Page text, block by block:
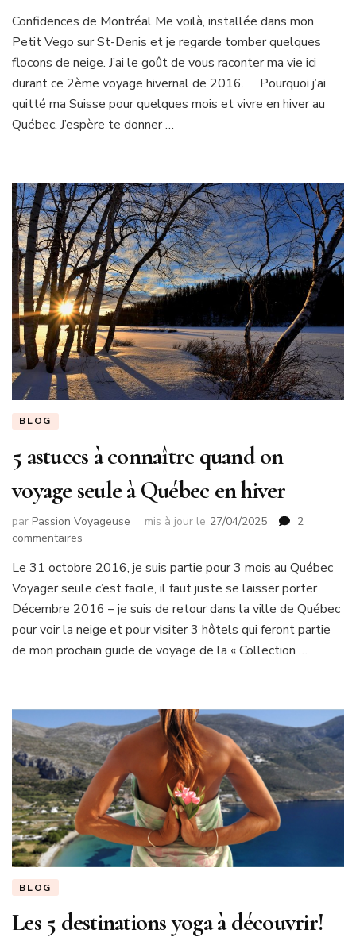
l’heure
des
confidences…
depuis
Montréal!
Confidences de Montréal Me voilà, installée dans mon
Petit Vego sur St-Denis et je regarde tomber quelques
flocons de neige. J’ai le goût de vous raconter ma vie ici
durant ce 2ème voyage hivernal de 2016. Pourquoi j’ai
quitté ma Suisse pour quelques mois et vivre en hiver au
Québec. J’espère te donner …
BLOG
5 astuces à connaître quand on
voyage seule à Québec en hiver
par Passion Voyageuse mis à jour le 27/04/2025
2
commentaires
astuces
à
connaître
on
voyage
en
hiver
Le 31 octobre 2016, je suis partie pour 3 mois au Québec
Voyager seule c’est facile, il faut juste se laisser porter
Décembre 2016 – je suis de retour dans la ville de Québec
pour voir la neige et pour visiter 3 hôtels qui feront partie
de mon prochain guide de voyage de la « Collection …
BLOG
Les 5 destinations yoga à découvrir!